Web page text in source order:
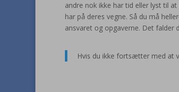
andre nok ikke har tid eller lyst til
har på deres vegne. Så du må
ansvaret og opgaverne. Det falder
Hvis du ikke fortsætter med at